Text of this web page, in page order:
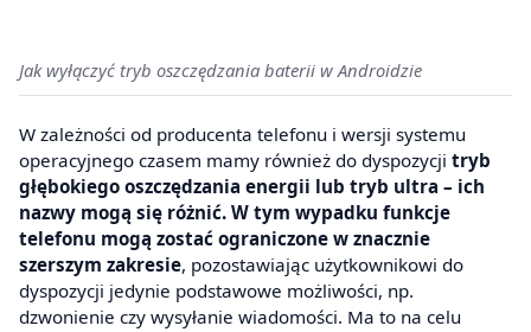
Jak wyłączyć tryb oszczędzania baterii w Androidzie
W zależności od producenta telefonu i wersji systemu
operacyjnego czasem mamy również do dyspozycji tryb
głębokiego oszczędzania energii lub tryb ultra – ich
nazwy mogą się różnić. W tym wypadku funkcje
telefonu mogą zostać ograniczone w znacznie
szerszym zakresie, pozostawiając użytkownikowi do
dyspozycji jedynie podstawowe możliwości, np.
dzwonienie czy wysyłanie wiadomości. Ma to na celu